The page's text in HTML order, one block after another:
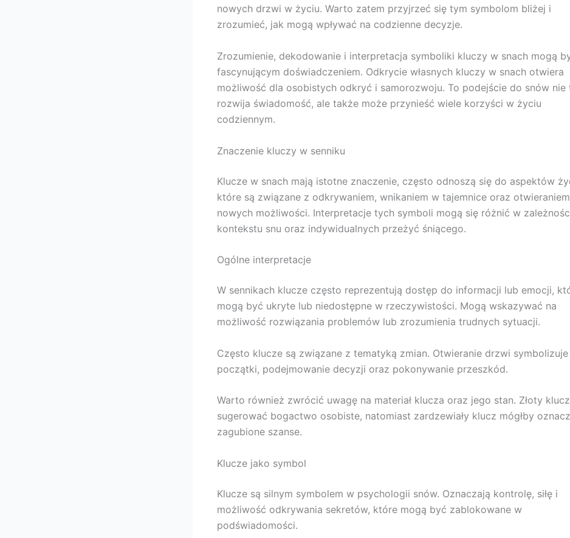
nowych drzwi w życiu. Warto zatem przyjrzeć się tym symbolom bliżej i
zrozumieć, jak mogą wpływać na codzienne decyzje.
Zrozumienie, dekodowanie i interpretacja symboliki kluczy w snach mogą
fascynującym doświadczeniem. Odkrycie własnych kluczy w snach otwiera
możliwość dla osobistych odkryć i samorozwoju. To podejście do snów nie
rozwija świadomość, ale także może przynieść wiele korzyści w życiu
codziennym.
Znaczenie kluczy w senniku
Klucze w snach mają istotne znaczenie, często odnoszą się do aspektów
które są związane z odkrywaniem, wnikaniem w tajemnice oraz otwieraniem
nowych możliwości. Interpretacje tych symboli mogą się różnić w
kontekstu snu oraz indywidualnych przeżyć śniącego.
Ogólne interpretacje
W sennikach klucze często reprezentują dostęp do informacji lub emocji,
mogą być ukryte lub niedostępne w rzeczywistości. Mogą wskazywać na
możliwość rozwiązania problemów lub zrozumienia trudnych sytuacji.
Często klucze są związane z tematyką zmian. Otwieranie drzwi
początki, podejmowanie decyzji oraz pokonywanie przeszkód.
Warto również zwrócić uwagę na materiał klucza oraz jego stan. Złoty
sugerować bogactwo osobiste, natomiast zardzewiały klucz mógłby
zagubione szanse.
Klucze jako symbol
Klucze są silnym symbolem w psychologii snów. Oznaczają kontrolę, siłę i
możliwość odkrywania sekretów, które mogą być zablokowane w
podświadomości.